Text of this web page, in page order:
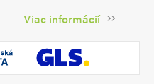
Viac informácií